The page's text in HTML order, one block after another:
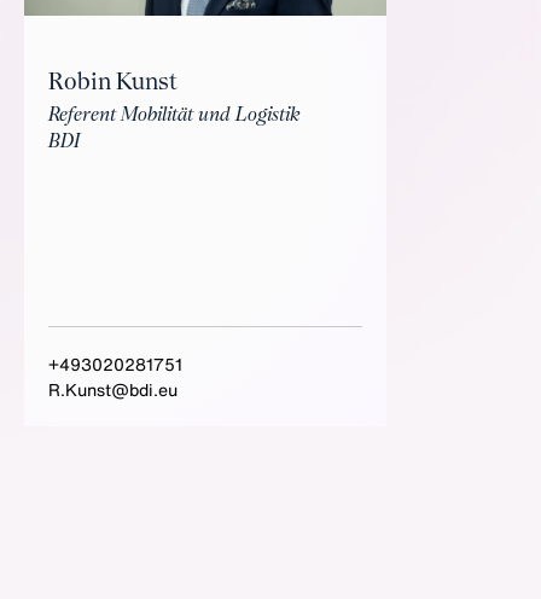
Robin Kunst
Referent Mobilität und Logistik
BDI
+493020281751
R.Kunst@bdi.eu